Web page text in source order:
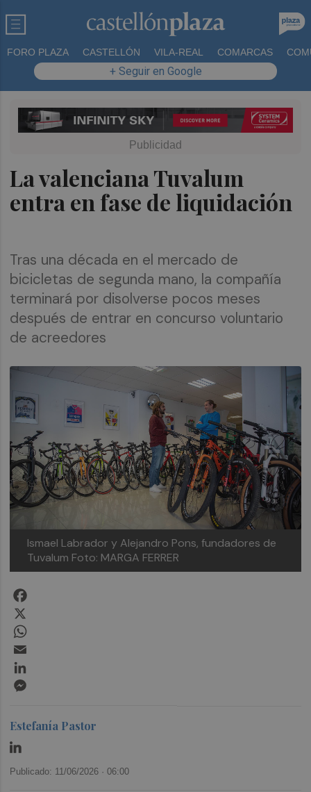
FORO PLAZA CASTELLÓN VILA-REAL COMARCAS
+ Seguir en Google
La valenciana Tuvalum
entra en fase de liquidación
Tras una década en el mercado de
bicicletas de segunda mano, la compañía
terminará por disolverse pocos meses
después de entrar en concurso voluntario
de acreedores
Ismael Labrador y Alejandro Pons, fundadores de
Tuvalum Foto: MARGA FERRER
Estefanía Pastor
Publicado: 11/06/2026 ·06:00